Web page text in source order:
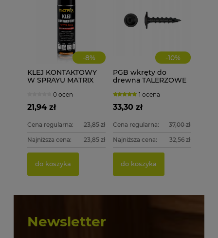
-8%
KLEJ KONTAKTOWY
W SPRAYU MATRIX
LAMINATÓW MDF
PCV OBRZEŻA
0 ocen
21,94 zł
Cena regularna: 23,85 zł
Najniższa cena: 23,85 zł
do koszyka
-10%
PGB wkręty do
drewna TALERZOWE
szt. + BIT1 ocena
33,30 zł
Cena regularna: 37,00 zł
Najniższa cena: 32,56 zł
do koszyka
Newsletter